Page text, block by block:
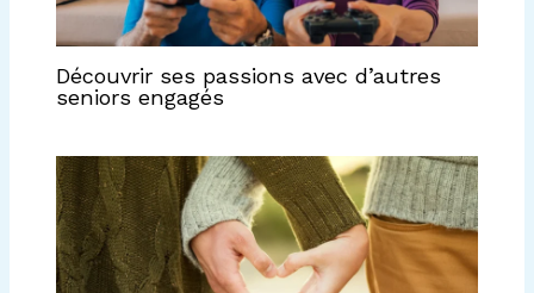
Découvrir ses passions avec d’autres
seniors engagés